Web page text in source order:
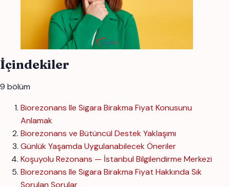
İçindekiler
9 bölüm
Biorezonans Ile Sigara Birakma Fiyat Konusunu
Anlamak
Biorezonans ve Bütüncül Destek Yaklaşımı
Günlük Yaşamda Uygulanabilecek Öneriler
Koşuyolu Rezonans — İstanbul Bilgilendirme Merkezi
Biorezonans Ile Sigara Birakma Fiyat Hakkında Sık
Sorulan Sorular